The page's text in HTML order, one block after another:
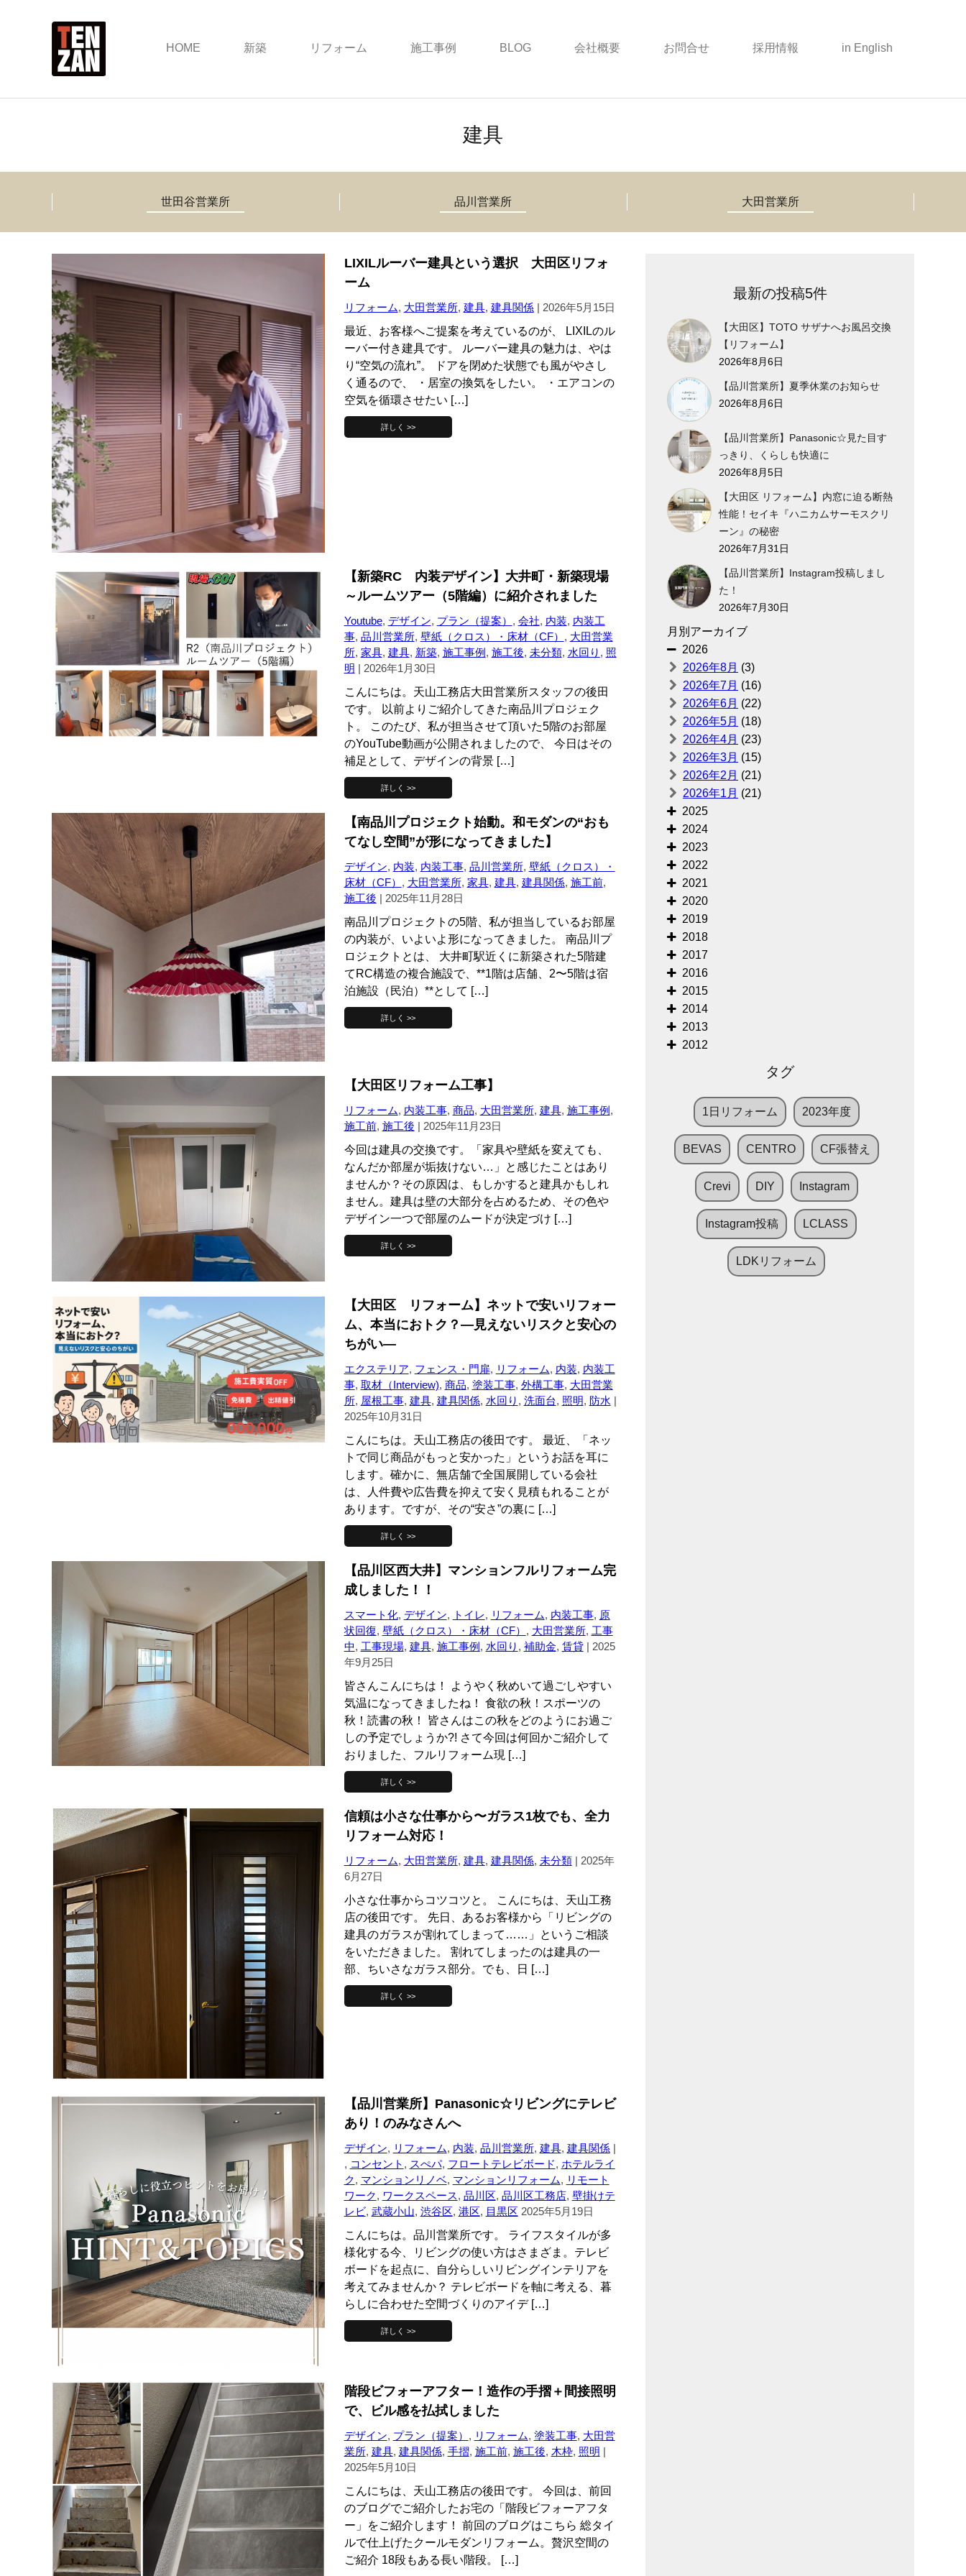
HOME 新築 リフォーム 施工事例 BLOG 会社概要 お問合せ 採用情報 in English
建具
世田谷営業所 品川営業所 大田営業所
LIXILルーバー建具という選択 大田区リフォ
ーム
リフォーム, 大田営業所, 建具, 建具関係| 2026年5月15日
最近、お客様へご提案を考えているのが、 LIXILのル
ーバー付き建具です。 ルーバー建具の魅力は、やは
り“空気の流れ”。 ドアを閉めた状態でも風がやさし
く通るので、 ・居室の換気をしたい。 ・エアコンの
空気を循環させたい […]
詳しく >>
【新築RC 内装デザイン】大井町・新築現場
～ルームツアー（5階編）に紹介されました
Youtube, デザイン, プラン（提案） , 会社, 内装, 内装工
事, 品川営業所, 壁紙（クロス）・床材（CF） , 大田営業
所, 家具, 建具, 新築, 施工事例, 施工後, 未分類, 水回り , 照
明 | 2026年1月30日
こんにちは。天山工務店大田営業所スタッフの後田
です。 以前よりご紹介してきた南品川プロジェク
ト。 このたび、私が担当させて頂いた5階のお部屋
のYouTube動画が公開されましたので、 今日はその
補足として、デザインの背景 […]
詳しく >>
【南品川プロジェクト始動。和モダンの“おも
てなし空間”が形になってきました】
デザイン, 内装, 内装工事, 品川営業所, 壁紙（クロス）・
床材（CF） , 大田営業所, 家具, 建具, 建具関係, 施工前,
施工後 | 2025年11月28日
南品川プロジェクトの5階、私が担当しているお部屋
の内装が、いよいよ形になってきました。 南品川プ
ロジェクトとは、 大井町駅近くに新築された5階建
てRC構造の複合施設で、**1階は店舗、2〜5階は宿
泊施設（民泊）**として […]
詳しく >>
【大田区リフォーム工事】
リフォーム, 内装工事, 商品, 大田営業所, 建具, 施工事例,
施工前, 施工後 | 2025年11月23日
今回は建具の交換です。「家具や壁紙を変えても、
なんだか部屋が垢抜けない…」と感じたことはあり
ませんか？その原因は、もしかすると建具かもしれ
ません。建具は壁の大部分を占めるため、その色や
デザイン一つで部屋のムードが決定づけ […]
詳しく >>
【大田区 リフォーム】ネットで安いリフォー
ム、本当におトク？—見えないリスクと安心の
ちがい—
エクステリア, フェンス・門扉, リフォーム, 内装, 内装工
事, 取材（Interview), 商品, 塗装工事, 外構工事, 大田営業
所, 屋根工事, 建具, 建具関係, 水回り , 洗面台, 照明, 防水 |
2025年10月31日
こんにちは。天山工務店の後田です。 最近、「ネッ
トで同じ商品がもっと安かった」というお話を耳に
します。確かに、無店舗で全国展開している会社
は、人件費や広告費を抑えて安く見積もれることが
あります。ですが、その“安さ”の裏に […]
詳しく >>
【品川区西大井】マンションフルリフォーム完
成しました！！
スマート化, デザイン, トイレ, リフォーム, 内装工事, 原
状回復, 壁紙（クロス）・床材（CF） , 大田営業所, 工事
中, 工事現場, 建具, 施工事例, 水回り , 補助金, 賃貸| 2025
年9月25日
皆さんこんにちは！ ようやく秋めいて過ごしやすい
気温になってきましたね！ 食欲の秋！スポーツの
秋！読書の秋！ 皆さんはこの秋をどのようにお過ご
しの予定でしょうか?! さて今回は何回かご紹介して
おりました、フルリフォーム現 […]
詳しく >>
信頼は小さな仕事から〜ガラス1枚でも、全力
リフォーム対応！
リフォーム, 大田営業所, 建具, 建具関係, 未分類| 2025年
6月27日
小さな仕事からコツコツと。 こんにちは、天山工務
店の後田です。 先日、あるお客様から「リビングの
建具のガラスが割れてしまって……」というご相談
をいただきました。 割れてしまったのは建具の一
部、ちいさなガラス部分。でも、日 […]
詳しく >>
【品川営業所】Panasonic☆リビングにテレビ
あり！のみなさんへ
デザイン, リフォーム, 内装, 品川営業所, 建具, 建具関係|
, コンセント , スぺパ, フロートテレビボード, ホテルライ
ク, マンションリノベ, マンションリフォーム, リモート
ワーク, ワークスペース, 品川区, 品川区工務店, 壁掛けテ
レビ, 武蔵小山, 渋谷区, 港区, 目黒区 2025年5月19日
こんにちは。品川営業所です。 ライフスタイルが多
様化する今、リビングの使い方はさまざま。テレビ
ボードを起点に、自分らしいリビングインテリアを
考えてみませんか？ テレビボードを軸に考える、暮
らしに合わせた空間づくりのアイデ […]
詳しく >>
階段ビフォーアフター！造作の手摺＋間接照明
で、ビル感を払拭しました
デザイン, プラン（提案） , リフォーム, 塗装工事, 大田営
業所, 建具, 建具関係, 手摺, 施工前, 施工後, 木枠, 照明 |
2025年5月10日
こんにちは、天山工務店の後田です。 今回は、前回
のブログでご紹介したお宅の「階段ビフォーアフタ
ー」をご紹介します！ 前回のブログはこちら 総タイ
ルで仕上げたクールモダンリフォーム。贅沢空間の
ご紹介 18段もある長い階段。 […]
最新の投稿5件
【大田区】TOTO サザナへお風呂交換
【リフォーム】
2026年8月6日
【品川営業所】夏季休業のお知らせ
2026年8月6日
【品川営業所】Panasonic☆見た目す
っきり、くらしも快適に
2026年8月5日
【大田区 リフォーム】内窓に迫る断熱
性能！セイキ『ハニカムサーモスクリ
ーン』の秘密
2026年7月31日
【品川営業所】Instagram投稿しまし
た！
2026年7月30日
月別アーカイブ
2026
2026年8月 (3)
2026年7月 (16)
2026年6月 (22)
2026年5月 (18)
2026年4月 (23)
2026年3月 (15)
2026年2月 (21)
2026年1月 (21)
2025
2024
2023
2022
2021
2020
2019
2018
2017
2016
2015
2014
2013
2012
タグ
1日リフォーム 2023年度
BEVAS CENTRO CF張替え
Crevi DIY Instagram
Instagram投稿 LCLASS
LDKリフォーム